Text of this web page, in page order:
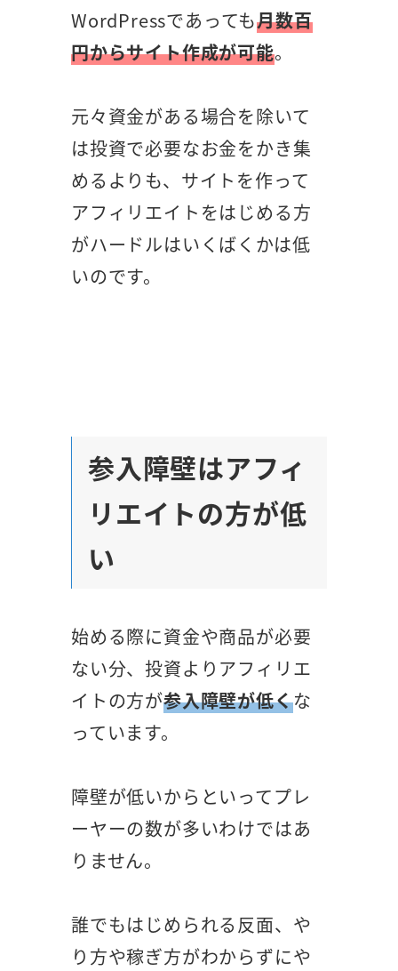
WordPressであっても月数百
円からサイト作成が可能。
元々資金がある場合を除いて
は投資で必要なお金をかき集
めるよりも、サイトを作って
アフィリエイトをはじめる方
がハードルはいくばくかは低
いのです。
参入障壁はアフィ
リエイトの方が低
い
始める際に資金や商品が必要
ない分、投資よりアフィリエ
イトの方が参入障壁が低くな
っています。
障壁が低いからといってプレ
ーヤーの数が多いわけではあ
りません。
誰でもはじめられる反面、や
り方や稼ぎ方がわからずにや